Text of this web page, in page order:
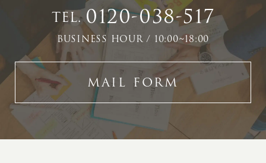
TEL.0120-038-517
BUSINESS HOUR / 10:00~18:00
MAIL FORM